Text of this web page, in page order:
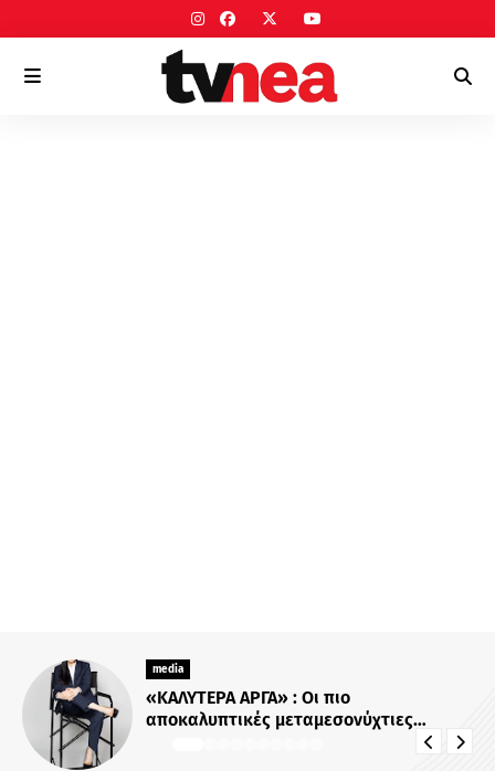
media
Για Σένα»: Γνωρίστε την οικογένεια
Ηλιάδη – Εκεί όπου οι πιο δυνατοί
δεσμοί δοκιμάζονται περισσότερο !